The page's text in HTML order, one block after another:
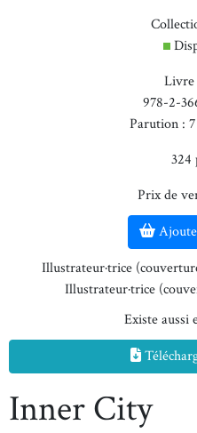
Livre
978-2-
Parution :
324
Prix de
Illustrateur·trice
Illustrateur·trice
Existe aussi
Inner City